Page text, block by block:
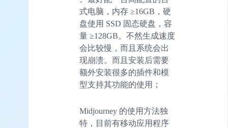
式电脑，内存 ≥16GB，硬
盘使用 SSD 固态硬盘，容
量 ≥128GB。不然生成速度
会比较慢，而且系统会出
现崩溃。而且安装后需要
额外安装很多的插件和模
型支持其功能的使用；
Midjourney 的使用方法独
特，目前有移动应用程序